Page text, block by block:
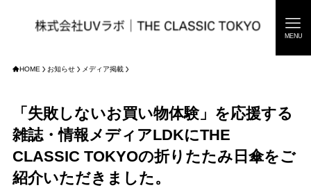
MENU
HOME お知らせ メディア掲載
「失敗しないお買い物体験」を応援する
雑誌・情報メディアLDKにTHE
CLASSIC TOKYOの折りたたみ日傘をご
紹介いただきました。